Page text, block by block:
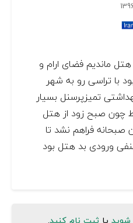
ماندیم فضای ارام و
با تراسی رو به شهر
تمیزپرسنل بسیار
صبح زود از هتل
فراهم نشد تا
ورودی بد هتل بود